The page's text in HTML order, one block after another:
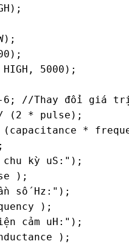
HIGH, 5000);
//Thay đổi giá
(2 * pulse);
*
kỳ uS:");
);
số Hz:");
);
cảm uH:");
);